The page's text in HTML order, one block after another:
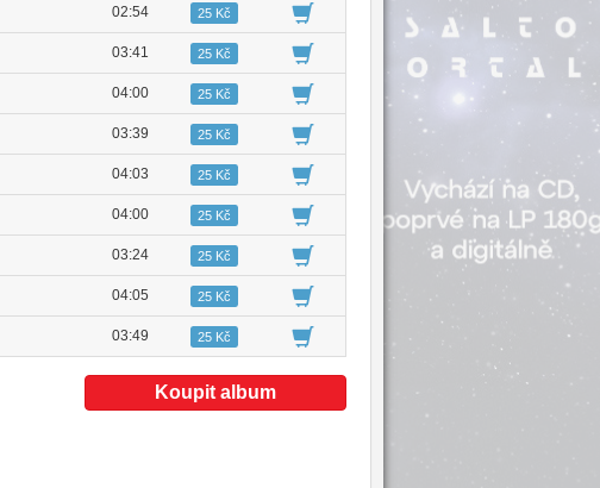
02:54 25 Kč
03:41 25 Kč
04:00 25 Kč
03:39 25 Kč
04:03 25 Kč
04:00 25 Kč
03:24 25 Kč
04:05 25 Kč
03:49 25 Kč
Koupit album